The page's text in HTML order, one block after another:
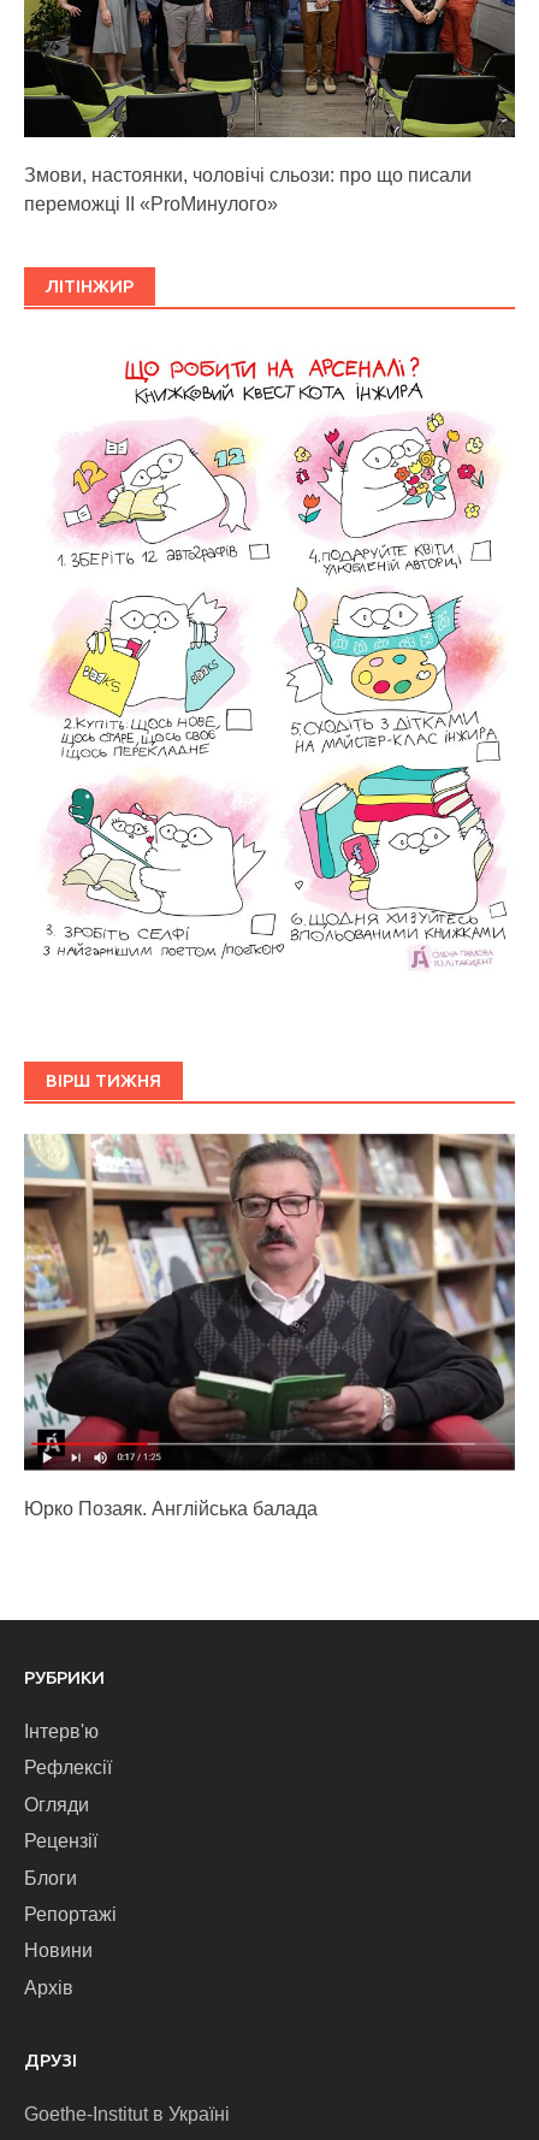
Змови, настоянки, чоловічі сльози: про що писали
переможці ІІ «ProМинулого»
ЛІТІНЖИР
ВІРШ ТИЖНЯ
Юрко Позаяк. Англійська балада
РУБРИКИ
Інтерв'ю
Рефлексії
Огляди
Рецензії
Блоги
Репортажі
Новини
Архів
ДРУЗІ
Goethe-Institut в Україні